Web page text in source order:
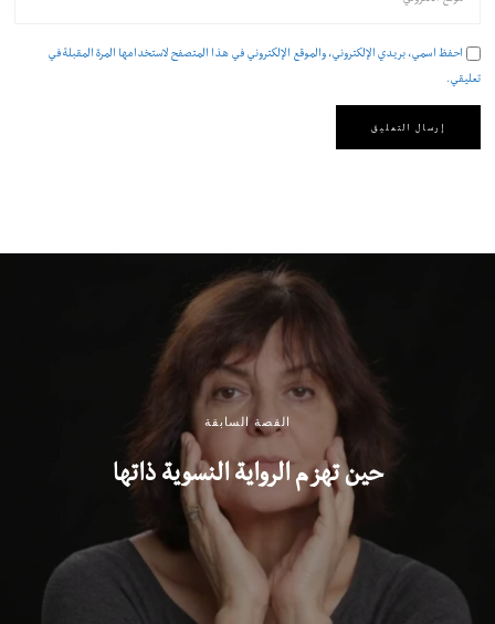
احفظ اسمي، بريدي الإلكتروني، والموقع الإلكتروني في هذا المتصفح لاستخدامها المرة المقبلة في
تعليقي.
القصة السابقة
حين تهزم الرواية النسوية ذاتها